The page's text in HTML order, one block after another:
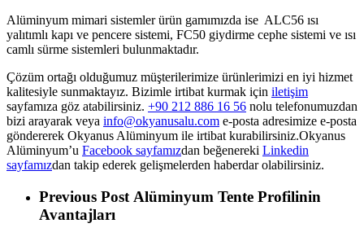
Alüminyum mimari sistemler ürün gamımızda ise ALC56 ısı
yalıtımlı kapı ve pencere sistemi, FC50 giydirme cephe sistemi ve ısı
camlı sürme sistemleri bulunmaktadır.
Çözüm ortağı olduğumuz müşterilerimize ürünlerimizi en iyi hizmet
kalitesiyle sunmaktayız. Bizimle irtibat kurmak için iletişim
sayfamıza göz atabilirsiniz. +90 212 886 16 56 nolu telefonumuzdan
bizi arayarak veya info@okyanusalu.com e-posta adresimize e-posta
göndererek Okyanus Alüminyum ile irtibat kurabilirsiniz.Okyanus
Alüminyum’u Facebook sayfamızdan beğenereki Linkedin
sayfamızdan takip ederek gelişmelerden haberdar olabilirsiniz.
Previous Post Alüminyum Tente Profilinin
Avantajları